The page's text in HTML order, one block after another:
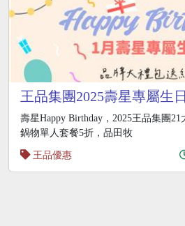
王品集團2025壽星專屬生
壽星Happy Birthday，2025王品集團
鍋物單人套餐5折，品田牧
王品優惠